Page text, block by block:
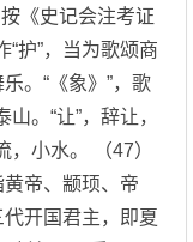
按《史记会注考证
护”，当为歌颂商
。“《象》”，歌
。“让”，辞让，
，小水。 （47）
黄帝、颛顼、帝
开国君主，即夏